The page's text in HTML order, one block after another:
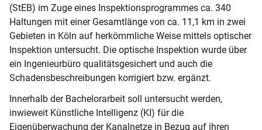
(StEB) im Zuge eines Inspektionsprogrammes ca. 340
Haltungen mit einer Gesamtlänge von ca. 11,1 km in zwei
Gebieten in Köln auf herkömmliche Weise mittels optischer
Inspektion untersucht. Die optische Inspektion wurde über
ein Ingenieurbüro qualitätsgesichert und auch die
Schadensbeschreibungen korrigiert bzw. ergänzt.
Innerhalb der Bachelorarbeit soll untersucht werden,
inwieweit Künstliche Intelligenz (KI) für die
Eigenüberwachung der Kanalnetze in Bezug auf ihren